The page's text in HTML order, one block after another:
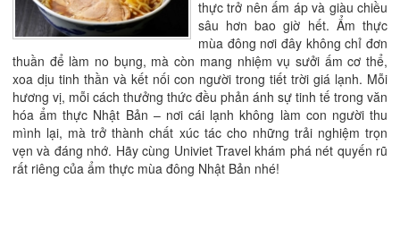
thực trở nên ấm áp và giàu chiều
sâu hơn bao giờ hết. Ẩm thực
mùa đông nơi đây không chỉ đơn
thuần để làm no bụng, mà còn mang nhiệm vụ sưởi ấm cơ thể,
xoa dịu tinh thần và kết nối con người trong tiết trời giá lạnh. Mỗi
hương vị, mỗi cách thưởng thức đều phản ánh sự tinh tế trong văn
hóa ẩm thực Nhật Bản – nơi cái lạnh không làm con người thu
mình lại, mà trở thành chất xúc tác cho những trải nghiệm trọn
vẹn và đáng nhớ. Hãy cùng Univiet Travel khám phá nét quyến rũ
rất riêng của ẩm thực mùa đông Nhật Bản nhé!